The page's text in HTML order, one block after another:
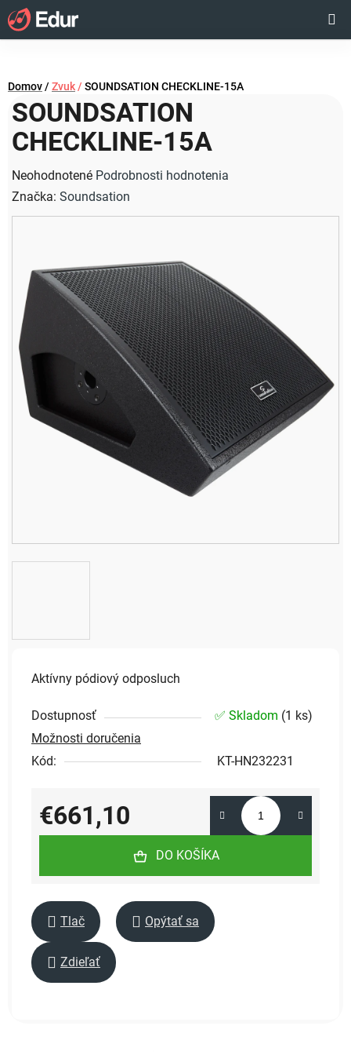
Prejsť
na
obsah
KOŠÍK
Domov/ Zvuk / SOUNDSATION CHECKLINE-15A
Aktívny pódiový odposluch
Dostupnosť ✅ Skladom (1 ks)
Možnosti doručenia
Kód:
KT-HN232231
€661,10
Jednotková cena:
DO KOŠÍKA
Tlač Opýtať sa
Zdieľať
SOUNDSATION
CHECKLINE-15A
Priemerné
hodnotenie
produktu
hviezdičiek.
Neohodnotené Podrobnosti hodnotenia
Značka: Soundsation